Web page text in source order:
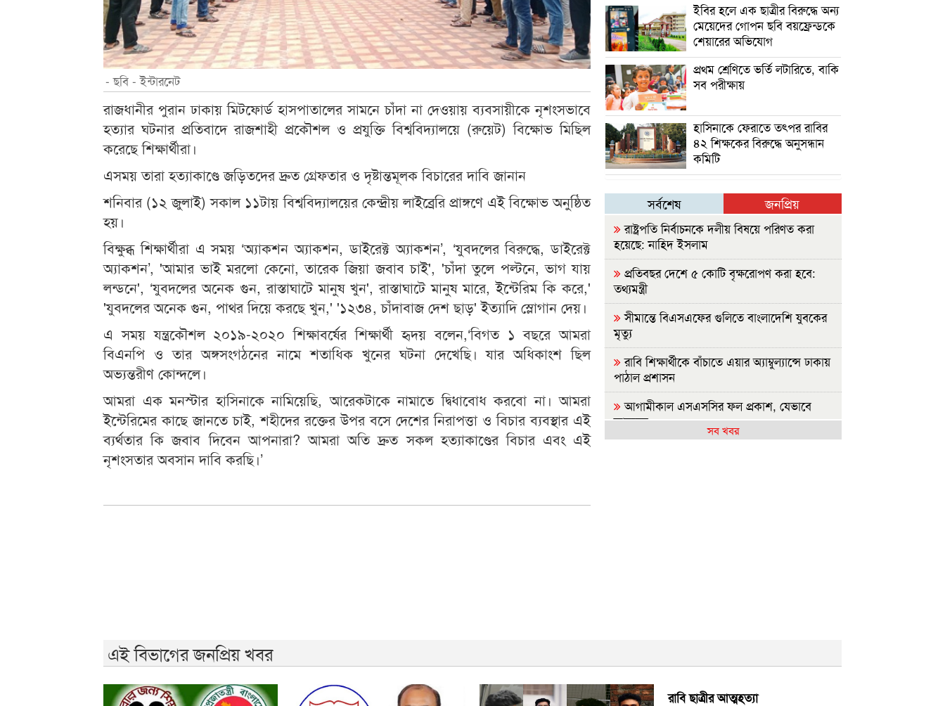
- ছবি - ইন্টারনেট
রাজধানীর পুরান ঢাকায় মিটফোর্ড হাসপাতালের সামনে চাঁদা না দেওয়ায় ব্যবসায়ীকে নৃশংসভাবে
হত্যার ঘটনার প্রতিবাদে রাজশাহী প্রকৌশল ও প্রযুক্তি বিশ্ববিদ্যালয়ে (রুয়েট) বিক্ষোভ মিছিল
করেছে শিক্ষার্থীরা।
এসময় তারা হত্যাকাণ্ডে জড়িতদের দ্রুত গ্রেফতার ও দৃষ্টান্তমূলক বিচারের দাবি জানান
শনিবার (১২ জুলাই) সকাল ১১টায় বিশ্ববিদ্যালয়ের কেন্দ্রীয় লাইব্রেরি প্রাঙ্গণে এই বিক্ষোভ অনুষ্ঠিত
হয়।
বিক্ষুব্ধ শিক্ষার্থীরা এ সময় ‘অ্যাকশন অ্যাকশন, ডাইরেক্ট অ্যাকশন’, ‘যুবদলের বিরুদ্ধে, ডাইরেক্ট
অ্যাকশন’, 'আমার ভাই মরলো কেনো, তারেক জিয়া জবাব চাই', 'চাঁদা তুলে পল্টনে, ভাগ যায়
লন্ডনে', ‘যুবদলের অনেক গুন, রাস্তাঘাটে মানুষ খুন', রাস্তাঘাটে মানুষ মারে, ইন্টেরিম কি করে,'
'যুবদলের অনেক গুন, পাথর দিয়ে করছে খুন,' '১২৩৪, চাঁদাবাজ দেশ ছাড়' ইত্যাদি স্লোগান দেয়।
এ সময় যন্ত্রকৌশল ২০১৯-২০২০ শিক্ষাবর্ষের শিক্ষার্থী হৃদয় বলেন,‘বিগত ১ বছরে আমরা
বিএনপি ও তার অঙ্গসংগঠনের নামে শতাধিক খুনের ঘটনা দেখেছি। যার অধিকাংশ ছিল
অভ্যন্তরীণ কোন্দলে।
আমরা এক মনস্টার হাসিনাকে নামিয়েছি, আরেকটাকে নামাতে দ্বিধাবোধ করবো না। আমরা
ইন্টেরিমের কাছে জানতে চাই, শহীদের রক্তের উপর বসে দেশের নিরাপত্তা ও বিচার ব্যবস্থার এই
ব্যর্থতার কি জবাব দিবেন আপনারা? আমরা অতি দ্রুত সকল হত্যাকাণ্ডের বিচার এবং এই
নৃশংসতার অবসান দাবি করছি।’
ইবির হলে এক ছাত্রীর বিরুদ্ধে অন্য
মেয়েদের গোপন ছবি বয়ফ্রেন্ডকে
শেয়ারের অভিযোগ
প্রথম শ্রেণিতে ভর্তি লটারিতে, বাকি
সব পরীক্ষায়
হাসিনাকে ফেরাতে তৎপর রাবির
৪২ শিক্ষকের বিরুদ্ধে অনুসন্ধান
কমিটি
সর্বশেষ জনপ্রিয়
রাষ্ট্রপতি নির্বাচনকে দলীয় বিষয়ে পরিণত করা
হয়েছে: নাহিদ ইসলাম
প্রতিবছর দেশে ৫ কোটি বৃক্ষরোপণ করা হবে:
তথ্যমন্ত্রী
সীমান্তে বিএসএফের গুলিতে বাংলাদেশি যুবকের
মৃত্যু
রাবি শিক্ষার্থীকে বাঁচাতে এয়ার অ্যাম্বুল্যান্সে ঢাকায়
পাঠাল প্রশাসন
আগামীকাল এসএসসির ফল প্রকাশ, যেভাবে
জানবেন
জনগণের অধিকার নিশ্চিত না হওয়া পর্যন্ত জুলাই
শেষ হবে না: জামায়াত আমির
সব খবর
এই বিভাগের জনপ্রিয় খবর
রাবি ছাত্রীর আত্মহত্যা